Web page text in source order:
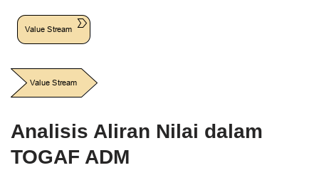
Analisis Aliran Nilai dalam
TOGAF ADM